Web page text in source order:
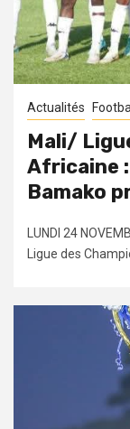
Actualités
Mali/
Africaine
Bamako
LUNDI 24
Ligue des